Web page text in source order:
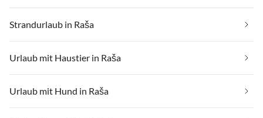
Strandurlaub in Raša
Urlaub mit Haustier in Raša
Urlaub mit Hund in Raša